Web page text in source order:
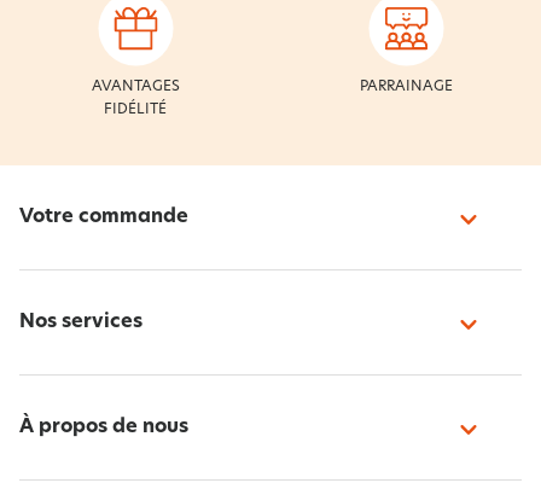
AVANTAGES
FIDÉLITÉ
PARRAINAGE
Votre commande
Nos services
À propos de nous